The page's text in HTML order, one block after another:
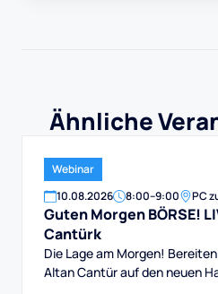
Ähnliche
Webinar
10.08.2026 8:00–9:00 PC
Guten Morgen BÖRSE!
Cantürk
Die Lage am Morgen!
Altan Cantür auf den neuen